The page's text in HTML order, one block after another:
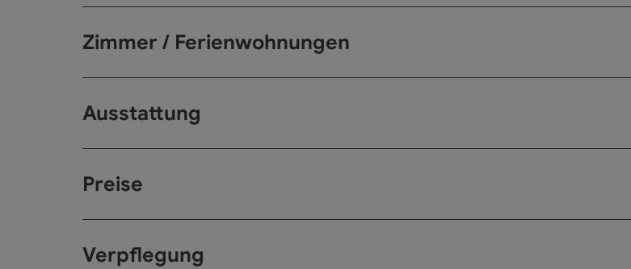
Zimmer / Ferienwohnungen
Ausstattung
Preise
Verpflegung